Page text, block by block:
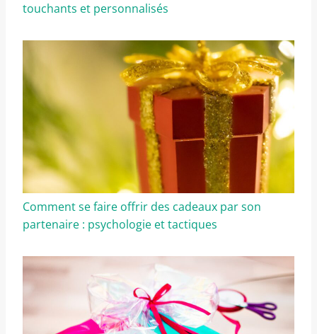
touchants et personnalisés
Comment se faire offrir des cadeaux par son
partenaire : psychologie et tactiques